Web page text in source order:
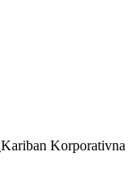
Kariban Korporativna